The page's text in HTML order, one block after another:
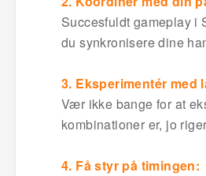
Succesfuldt gameplay i
du synkronisere dine
3. Eksperimentér med
Vær ikke bange for at
kombinationer er, jo
4. Få styr på timingen: